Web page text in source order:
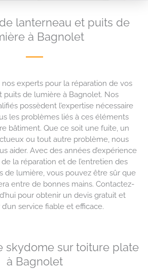
lanterneau et puits de
à Bagnolet
nos experts pour la réparation de vos
puits de lumière à Bagnolet. Nos
possèdent l’expertise nécessaire
les problèmes liés à ces éléments
bâtiment. Que ce soit une fuite, un
ou tout autre problème, nous
aider. Avec des années d’expérience
la réparation et de l’entretien des
de lumière, vous pouvez être sûr que
entre de bonnes mains. Contactez-
pour obtenir un devis gratuit et
service fiable et efficace.
skydome sur toiture plate
à Bagnolet